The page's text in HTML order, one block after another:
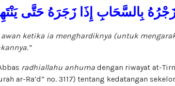
بِالسَّحَابِ إِذَا زَجَرَهُ حَتَّى
awan ketika ia menghardiknya (untuk
radhiallahu anhuma dengan riwayat at-
ar-Ra’d” no. 3117) tentang kedatangan